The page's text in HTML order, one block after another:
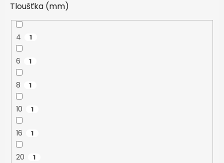
Tloušťka (mm)
4 1
6 1
8 1
10 1
16 1
20 1